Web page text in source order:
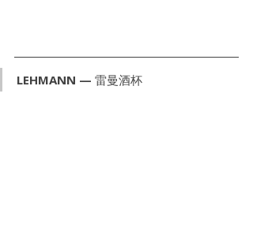
LEHMANN — 雷曼酒杯